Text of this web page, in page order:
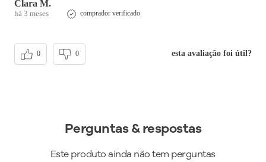
Clara M.
há 3 meses comprador verificado
esta avaliação foi útil?
0 0
Perguntas & respostas
Este produto ainda não tem perguntas